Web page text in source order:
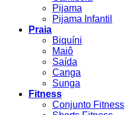
Pijama
Pijama Infantil
Praia
Biquíni
Maiô
Saída
Canga
Sunga
Fitness
Conjunto Fitness